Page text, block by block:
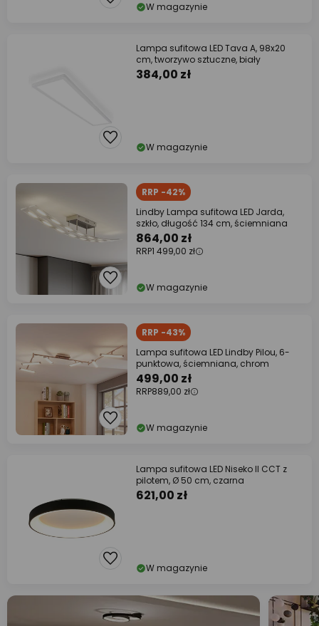
W magazynie
Lampa sufitowa LED Tava A, 98x20
cm, tworzywo sztuczne, biały
384,00 zł
W magazynie
RRP -42%
Lindby Lampa sufitowa LED Jarda,
szkło, długość 134 cm, ściemniana
864,00 zł
RRP1 499,00 zł
W magazynie
RRP -43%
Lampa sufitowa LED Lindby Pilou, 6-
punktowa, ściemniana, chrom
499,00 zł
RRP889,00 zł
W magazynie
Lampa sufitowa LED Niseko II CCT z
pilotem, Ø 50 cm, czarna
621,00 zł
W magazynie